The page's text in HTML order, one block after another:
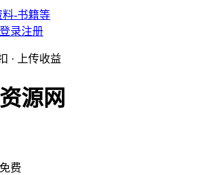
料-书籍等
登录注册
· 上传收益
源网
费